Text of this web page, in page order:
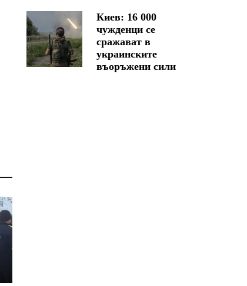
Киев: 16 000
чужденци се
сражават в
украинските
въоръжени сили